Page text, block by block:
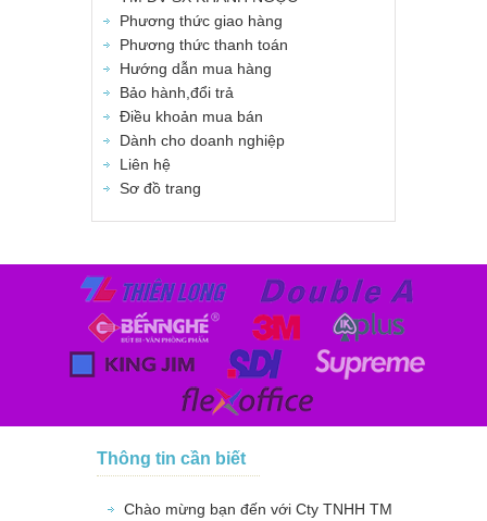
Phương thức giao hàng
Phương thức thanh toán
Hướng dẫn mua hàng
Bảo hành,đổi trả
Điều khoản mua bán
Dành cho doanh nghiệp
Liên hệ
Sơ đồ trang
Thông tin cần biết
Chào mừng bạn đến với Cty TNHH TM